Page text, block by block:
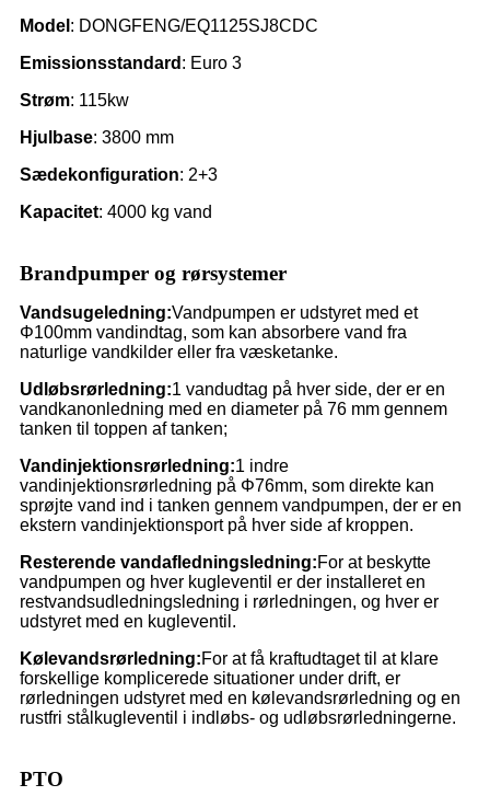
Model : DONGFENG/EQ1125SJ8CDC
Emissionsstandard : Euro 3
Strøm: 115kw
Hjulbase: 3800 mm
Sædekonfiguration: 2+3
Kapacitet: 4000 kg vand
Brandpumper og rørsystemer
Vandsugeledning:Vandpumpen er udstyret med et
Φ100mm vandindtag, som kan absorbere vand fra
naturlige vandkilder eller fra væsketanke.
Udløbsrørledning:1 vandudtag på hver side, der er en
vandkanonledning med en diameter på 76 mm gennem
tanken til toppen af ​​tanken;
Vandinjektionsrørledning:1 indre
vandinjektionsrørledning på Φ76mm, som direkte kan
sprøjte vand ind i tanken gennem vandpumpen, der er en
ekstern vandinjektionsport på hver side af kroppen.
Resterende vandafledningsledning:For at beskytte
vandpumpen og hver kugleventil er der installeret en
restvandsudledningsledning i rørledningen, og hver er
udstyret med en kugleventil.
Kølevandsrørledning:For at få kraftudtaget til at klare
forskellige komplicerede situationer under drift, er
rørledningen udstyret med en kølevandsrørledning og en
rustfri stålkugleventil i indløbs- og udløbsrørledningerne.
PTO